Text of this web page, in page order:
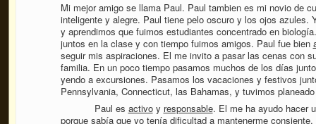
Mi mejor amigo se llama Paul. Paul tambien es mi novio de
inteligente y alegre. Paul tiene pelo oscuro y los ojos
y aprendimos que fuimos estudiantes concentrado en
juntos en la clase y con tiempo fuimos amigos. Paul fue bien
seguir mis aspiraciones. El me invito a pasar las cenas con
familia. En un poco tiempo pasamos muchos de los días
yendo a excursiones. Pasamos los vacaciones y festivos
Pennsylvania, Connecticut, las Bahamas, y tuvimos
Paul es activo y responsable. El me ha ayudo hacer
porque sabía que yo tenía dificultad a mantenerme